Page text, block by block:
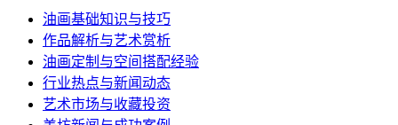
油画基础知识与技巧
作品解析与艺术赏析
油画定制与空间搭配经验
行业热点与新闻动态
艺术市场与收藏投资